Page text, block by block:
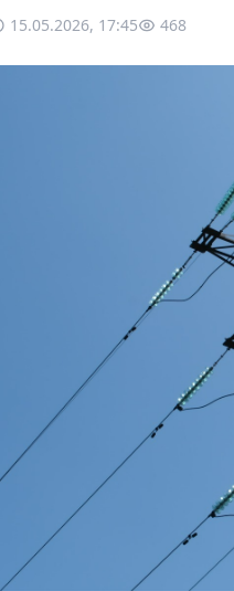
15.05.2026, 17:45 468